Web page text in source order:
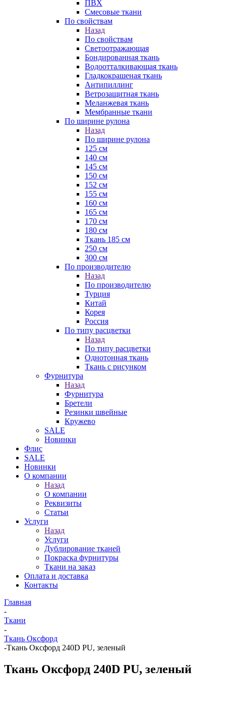
ПВХ
Смесовые ткани
По свойствам
Назад
По свойствам
Светоотражающая
Бондированная ткань
Водоотталкивающая ткань
Гладкокрашеная ткань
Антипиллинг
Ветрозащитная ткань
Меланжевая ткань
Мембранные ткани
По ширине рулона
Назад
По ширине рулона
125 см
140 см
145 см
150 см
152 см
155 см
160 см
165 см
170 см
180 см
Ткань 185 см
250 см
300 см
По производителю
Назад
По производителю
Турция
Китай
Корея
Россия
По типу расцветки
Назад
По типу расцветки
Однотонная ткань
Ткань с рисунком
Фурнитура
Назад
Фурнитура
Бретели
Резинки швейные
Кружево
SALE
Новинки
Флис
SALE
Новинки
О компании
Назад
О компании
Реквизиты
Статьи
Услуги
Назад
Услуги
Дублирование тканей
Покраска фурнитуры
Ткани на заказ
Оплата и доставка
Контакты
Главная
-
Ткани
-
Ткань Оксфорд
-Ткань Оксфорд 240D PU, зеленый
Ткань Оксфорд 240D PU, зеленый